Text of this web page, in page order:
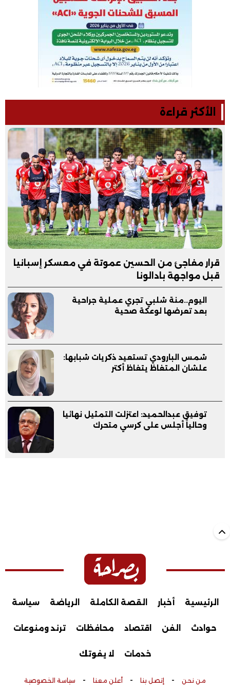
الأكثر قراءة
قرار مفاجئ من الحسين عموتة في معسكر إسبانيا
قبل مواجهة بادالونا
اليوم..منة شلبي تجري عملية جراحية
بعد تعرضها لوعكة صحية
شمس البارودي تستعيد ذكريات شبابها:
علشان المتغاظ يتغاظ أكتر
توفيق عبدالحميد: اعتزلت التمثيل نهائيا
وحالياً أجلس على كرسي متحرك
الرئيسية أخبار القصة الكاملة الرياضة سياسة
حوادث الفن اقتصاد محافظات ترند ومنوعات
خدمات لا يفوتك
من نحن - إتصل بنا - أعلن معنا - سياسة الخصوصية